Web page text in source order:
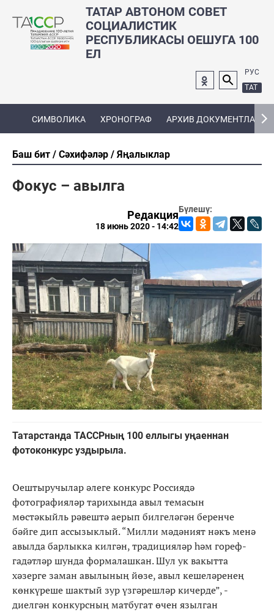
ТАТАР АВТОНОМ СОВЕТ
СОЦИАЛИСТИК
РЕСПУБЛИКАСЫ ОЕШУГА 100
ЕЛ
РУС
ТАТ
СИМВОЛИКА ХРОНОГРАФ АРХИВ ДОКУМЕНТЛАРЫ
Баш бит Сәхифәләр Яңалыклар
Фокус – авылга
Бүлешү:
Редакция
18 июнь 2020 - 14:42
Татарстанда ТАССРның 100 еллыгы уңаеннан
фотоконкурс уздырыла.
Оештыручылар әлеге конкурс Россиядә
фотографияләр тарихында авыл темасын
мөстәкыйль рәвештә аерып билгеләгән беренче
бәйге дип ассызыклый. “Милли мәдәният нәкъ менә
авылда барлыкка килгән, традицияләр һәм гореф-
гадәтләр шунда формалашкан. Шул ук вакытта
хәзерге заман авылының йөзе, авыл кешеләренең
көнкүреше шактый зур үзгәрешләр кичерде”, -
диелгән конкурсның матбугат өчен язылган